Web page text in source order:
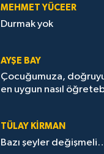
MEHMET YÜCEER
Durmak yok
AYŞE BAY
Çocuğumuza, doğruyu
en uygun nasıl
TÜLAY KİRMAN
Bazı şeyler